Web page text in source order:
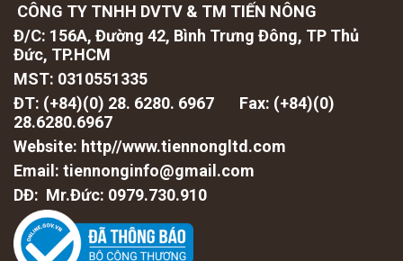
CÔNG TY TNHH DVTV & TM TIẾN NÔNG
Đ/C: 156A, Đường 42, Bình Trưng Đông, TP Thủ
Đức, TP.HCM
MST: 0310551335
ĐT: (+84)(0) 28. 6280. 6967 Fax: (+84)(0)
28.6280.6967
Website: http//www.tiennongltd.com
Email: tiennonginfo@gmail.com
DĐ: Mr.Đức: 0979.730.910